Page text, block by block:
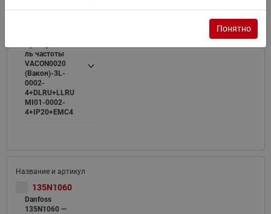
135N0509
ль частоты
VACON0020
(Вакон)-3L-
0002-
4+DLRU+LLRU
MI01-0002-
4+IP20+EMC4
135N1060
Danfoss
135N1060 —
Понятно